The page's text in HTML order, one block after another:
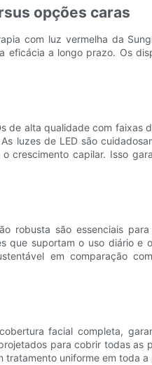
opções caras
com luz vermelha da
eficácia a longo prazo. Os
de alta qualidade com
luzes de LED são
crescimento capilar. Isso
robusta são essenciais
que suportam o uso diário e
em comparação
facial completa,
para cobrir todas as
tratamento uniforme em toda a